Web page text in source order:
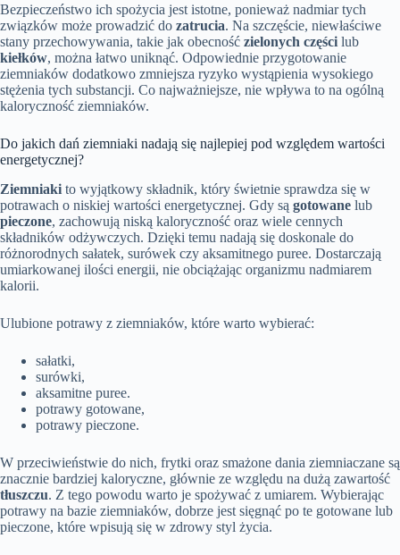
Bezpieczeństwo ich spożycia jest istotne, ponieważ nadmiar tych
związków może prowadzić do zatrucia. Na szczęście, niewłaściwe
stany przechowywania, takie jak obecność zielonych części lub
kiełków, można łatwo uniknąć. Odpowiednie przygotowanie
ziemniaków dodatkowo zmniejsza ryzyko wystąpienia wysokiego
stężenia tych substancji. Co najważniejsze, nie wpływa to na ogólną
kaloryczność ziemniaków.
Do jakich dań ziemniaki nadają się najlepiej pod względem wartości
energetycznej?
Ziemniaki to wyjątkowy składnik, który świetnie sprawdza się w
potrawach o niskiej wartości energetycznej. Gdy są gotowane lub
pieczone, zachowują niską kaloryczność oraz wiele cennych
składników odżywczych. Dzięki temu nadają się doskonale do
różnorodnych sałatek, surówek czy aksamitnego puree. Dostarczają
umiarkowanej ilości energii, nie obciążając organizmu nadmiarem
kalorii.
Ulubione potrawy z ziemniaków, które warto wybierać:
sałatki,
surówki,
aksamitne puree.
potrawy gotowane,
potrawy pieczone.
W przeciwieństwie do nich, frytki oraz smażone dania ziemniaczane są
znacznie bardziej kaloryczne, głównie ze względu na dużą zawartość
tłuszczu. Z tego powodu warto je spożywać z umiarem. Wybierając
potrawy na bazie ziemniaków, dobrze jest sięgnąć po te gotowane lub
pieczone, które wpisują się w zdrowy styl życia.